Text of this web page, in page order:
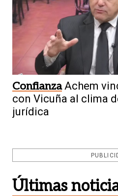
Confianza Achem
con Vicuña al clima
jurídica
Últimas